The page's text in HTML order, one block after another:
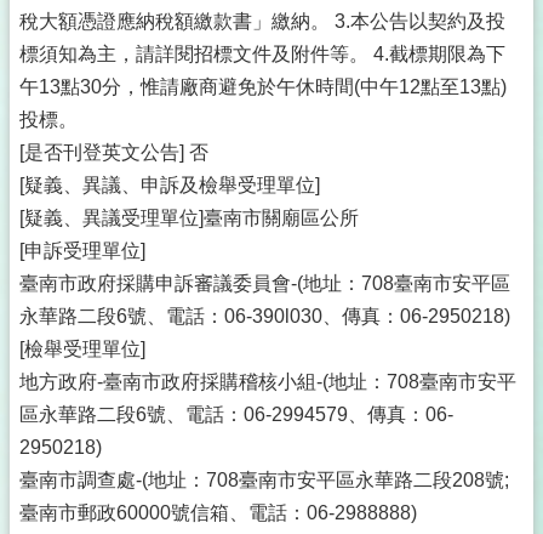
稅大額憑證應納稅額繳款書」繳納。 3.本公告以契約及投
標須知為主，請詳閱招標文件及附件等。 4.截標期限為下
午13點30分，惟請廠商避免於午休時間(中午12點至13點)
投標。
[是否刊登英文公告] 否
[疑義、異議、申訴及檢舉受理單位]
[疑義、異議受理單位]臺南市關廟區公所
[申訴受理單位]
臺南市政府採購申訴審議委員會-(地址：708臺南市安平區
永華路二段6號、電話：06-390l030、傳真：06-2950218)
[檢舉受理單位]
地方政府-臺南市政府採購稽核小組-(地址：708臺南市安平
區永華路二段6號、電話：06-2994579、傳真：06-
2950218)
臺南市調查處-(地址：708臺南市安平區永華路二段208號;
臺南市郵政60000號信箱、電話：06-2988888)